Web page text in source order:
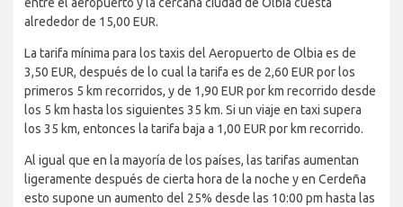
alrededor de 15,00 EUR.
La tarifa mínima para los taxis del Aeropuerto de Olbia es de
3,50 EUR, después de lo cual la tarifa es de 2,60 EUR por los
primeros 5 km recorridos, y de 1,90 EUR por km recorrido desde
los 5 km hasta los siguientes 35 km. Si un viaje en taxi supera
los 35 km, entonces la tarifa baja a 1,00 EUR por km recorrido.
Al igual que en la mayoría de los países, las tarifas aumentan
ligeramente después de cierta hora de la noche y en Cerdeña
esto supone un aumento del 25% desde las 10:00 pm hasta las